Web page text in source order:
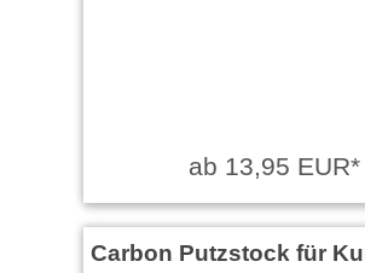
ab 13,95 EUR*
Carbon Putzstock für